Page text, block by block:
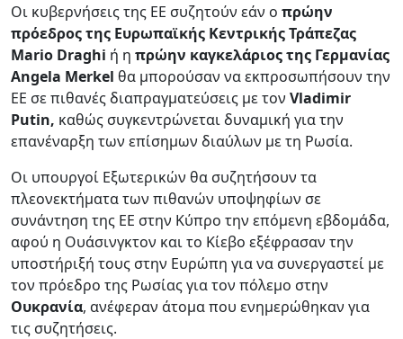
Οι κυβερνήσεις της ΕΕ συζητούν εάν ο πρώην
πρόεδρος της Ευρωπαϊκής Κεντρικής Τράπεζας
Mario Draghi ή η πρώην καγκελάριος της Γερμανίας
Angela Merkel θα μπορούσαν να εκπροσωπήσουν την
ΕΕ σε πιθανές διαπραγματεύσεις με τον Vladimir
Putin, καθώς συγκεντρώνεται δυναμική για την
επανέναρξη των επίσημων διαύλων με τη Ρωσία.
Οι υπουργοί Εξωτερικών θα συζητήσουν τα
πλεονεκτήματα των πιθανών υποψηφίων σε
συνάντηση της ΕΕ στην Κύπρο την επόμενη εβδομάδα,
αφού η Ουάσινγκτον και το Κίεβο εξέφρασαν την
υποστήριξή τους στην Ευρώπη για να συνεργαστεί με
τον πρόεδρο της Ρωσίας για τον πόλεμο στην
Ουκρανία, ανέφεραν άτομα που ενημερώθηκαν για
τις συζητήσεις.